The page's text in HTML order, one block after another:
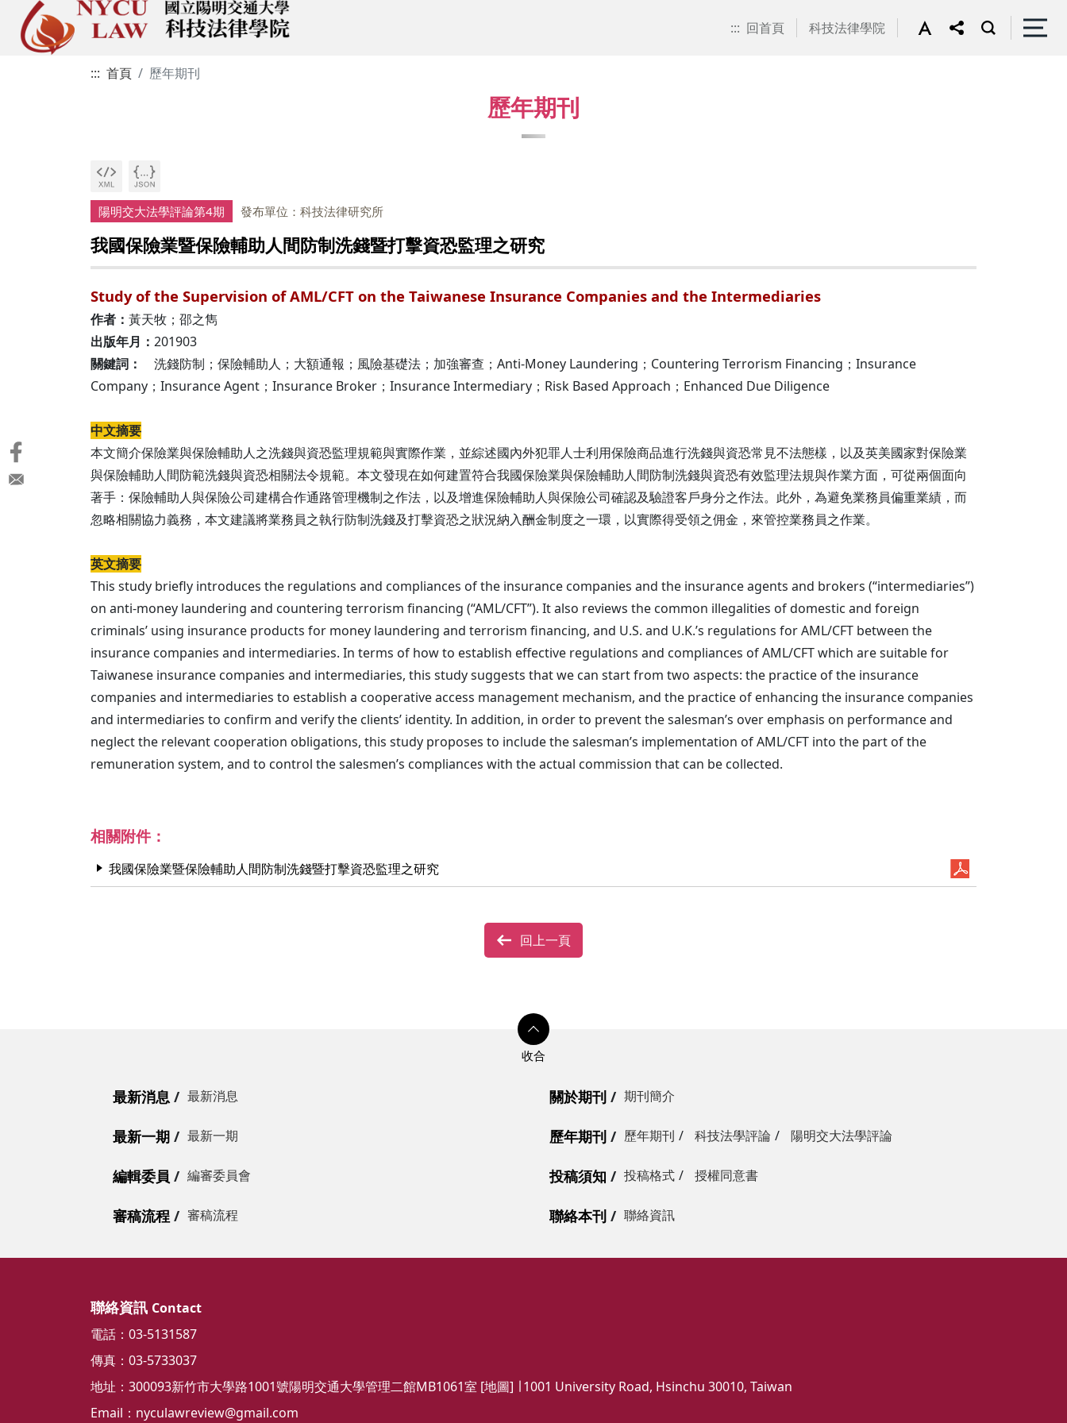
::: 回首頁 科技法律學院
::: 首頁 歷年期刊
歷年期刊
陽明交大法學評論第4期 發布單位：科技法律研究所
我國保險業暨保險輔助人間防制洗錢暨打擊資恐監理之研究
Study of the Supervision of AML/CFT on the Taiwanese Insurance Companies and the Intermediaries
作者： 黃天牧；邵之雋
出版年月： 201903
關鍵詞：
洗錢防制；保險輔助人；大額通報；風險基礎法；加強審查；Anti-Money Laundering；Countering Terrorism Financing；Insurance
Company；Insurance Agent；Insurance Broker；Insurance Intermediary；Risk Based Approach；Enhanced Due Diligence
中文摘要
本文簡介保險業與保險輔助人之洗錢與資恐監理規範與實際作業，並綜述國內外犯罪人士利用保險商品進行洗錢與資恐常見不法態樣，以及英美國家對保險業
與保險輔助人間防範洗錢與資恐相關法令規範。本文發現在如何建置符合我國保險業與保險輔助人間防制洗錢與資恐有效監理法規與作業方面，可從兩個面向
著手：保險輔助人與保險公司建構合作通路管理機制之作法，以及增進保險輔助人與保險公司確認及驗證客戶身分之作法。此外，為避免業務員偏重業績，而
忽略相關協力義務，本文建議將業務員之執行防制洗錢及打擊資恐之狀況納入酬金制度之一環，以實際得受領之佣金，來管控業務員之作業。
英文摘要
This study briefly introduces the regulations and compliances of the insurance companies and the insurance agents and brokers (“intermediaries”)
on anti-money laundering and countering terrorism financing (“AML/CFT”). It also reviews the common illegalities of domestic and foreign
criminals’ using insurance products for money laundering and terrorism financing, and U.S. and U.K.’s regulations for AML/CFT between the
insurance companies and intermediaries. In terms of how to establish effective regulations and compliances of AML/CFT which are suitable for
Taiwanese insurance companies and intermediaries, this study suggests that we can start from two aspects: the practice of the insurance
companies and intermediaries to establish a cooperative access management mechanism, and the practice of enhancing the insurance companies
and intermediaries to confirm and verify the clients’ identity. In addition, in order to prevent the salesman’s over emphasis on performance and
neglect the relevant cooperation obligations, this study proposes to include the salesman’s implementation of AML/CFT into the part of the
remuneration system, and to control the salesmen’s compliances with the actual commission that can be collected.
相關附件：
我國保險業暨保險輔助人間防制洗錢暨打擊資恐監理之研究
回上一頁
最新消息 最新消息 關於期刊 期刊簡介
最新一期 最新一期 歷年期刊 歷年期刊 科技法學評論 陽明交大法學評論
編輯委員 編審委員會 投稿須知 投稿格式 授權同意書
審稿流程 審稿流程 聯絡本刊 聯絡資訊
聯絡資訊 Contact
電話：03-5131587
傳真：03-5733037
地址：300093新竹市大學路1001號陽明交通大學管理二館MB1061室 [地圖] ∣ 1001 University Road, Hsinchu 30010, Taiwan
Email： nyculawreview@gmail.com